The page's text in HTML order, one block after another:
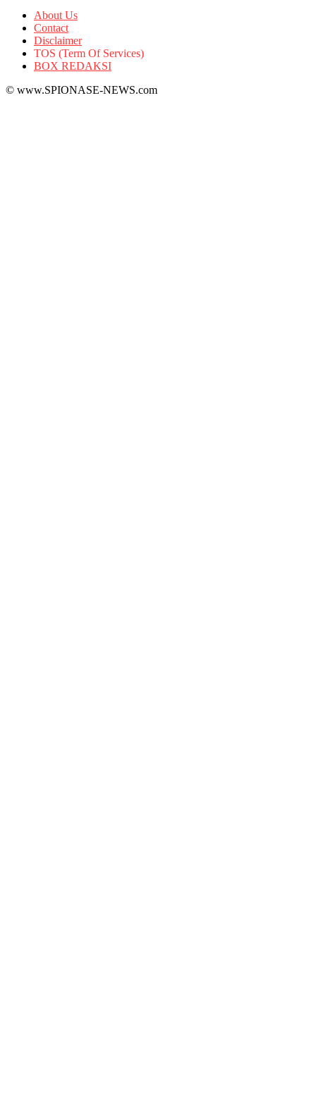
About Us
Contact
Disclaimer
TOS (Term Of Services)
BOX REDAKSI
© www.SPIONASE-NEWS.com